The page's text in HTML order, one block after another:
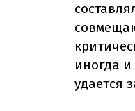
иногда
удается